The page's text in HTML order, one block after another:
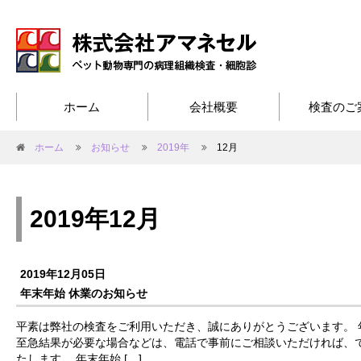
ホーム 会社概要 検査のご
ホーム お知らせ 2019年 12月
2019年12月
2019年12月05日
年末年始 休業のお知らせ
平素は弊社の検査をご利用いただき、誠にありがとうございます
至急結果が必要な場合などは、電話で事前にご相談いただければ